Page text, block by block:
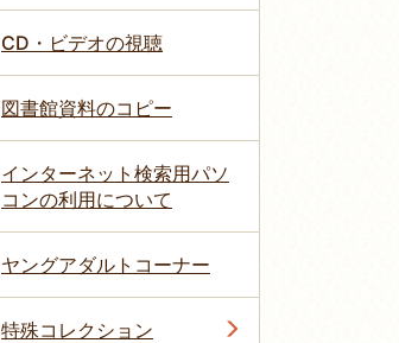
CD・ビデオの視聴
図書館資料のコピー
インターネット検索用パソ
コンの利用について
ヤングアダルトコーナー
特殊コレクション